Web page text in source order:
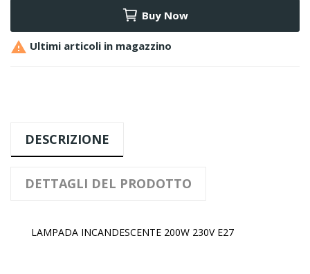
Buy Now
 Ultimi articoli in magazzino
DESCRIZIONE
DETTAGLI DEL PRODOTTO
LAMPADA INCANDESCENTE 200W 230V E27